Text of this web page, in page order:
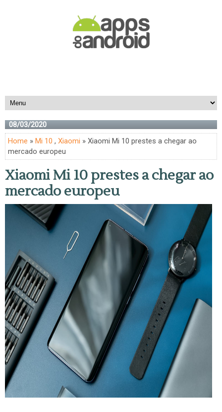
08/03/2020
Home » Mi 10 , Xiaomi » Xiaomi Mi 10 prestes a chegar ao
mercado europeu
Xiaomi Mi 10 prestes a chegar ao
mercado europeu